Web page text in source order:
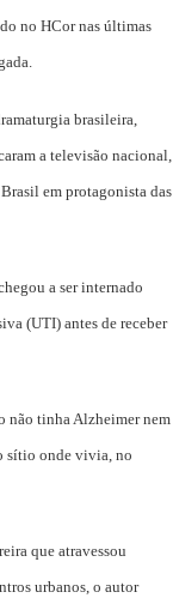
no HCor nas últimas
brasileira,
a televisão nacional,
em protagonista das
a ser internado
(UTI) antes de receber
não tinha Alzheimer nem
sítio onde vivia, no
que atravessou
urbanos, o autor